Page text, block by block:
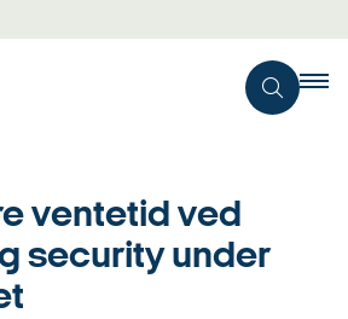
ventetid ved
security under